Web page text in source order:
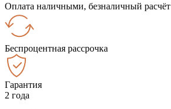
Оплата наличными, безналичный расчёт
Беспроцентная рассрочка
Гарантия
2 года